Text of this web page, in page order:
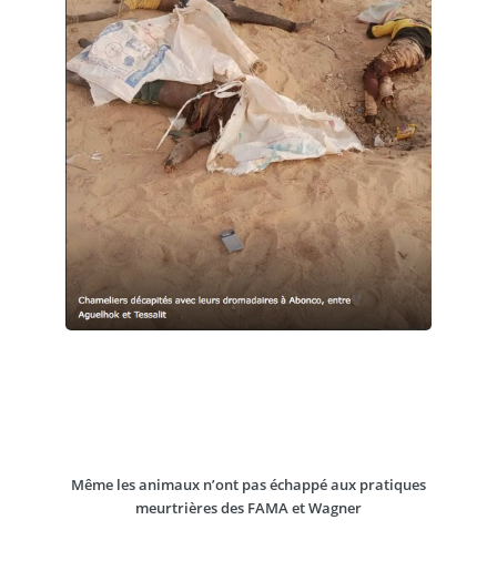
Même les animaux n’ont pas échappé aux pratiques
meurtrières des FAMA et Wagner